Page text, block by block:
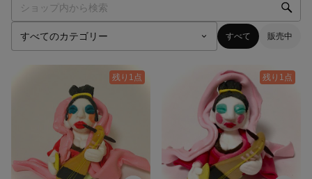
すべて 販売中
残り1点 残り1点